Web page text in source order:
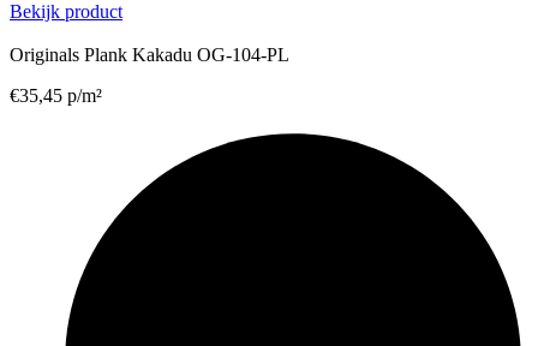
Bekijk product
Originals Plank Kakadu OG-104-PL
€35,45 p/m²